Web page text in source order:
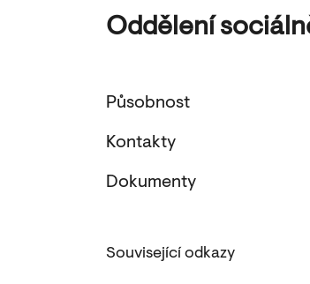
Oddělení
Působnost
Kontakty
Dokumenty
Související odkazy